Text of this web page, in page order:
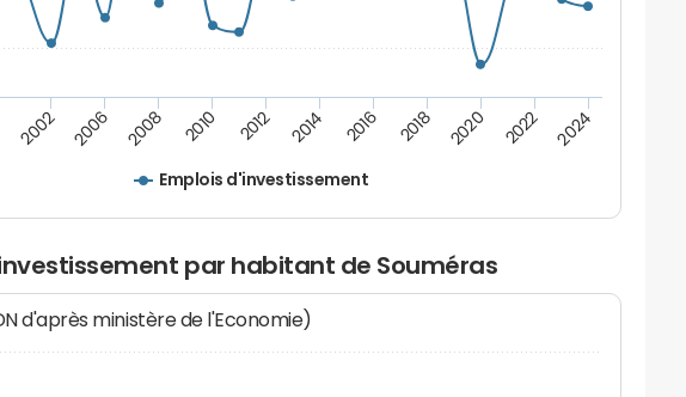
Emplois d'investissement
2002 2006 2008 2010 2012 2014 2016 2018 2020 2022 2024
par habitant de Souméras
d'après ministère de l'Economie)